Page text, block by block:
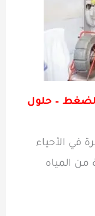
– حلول
في الأحياء
من المياه